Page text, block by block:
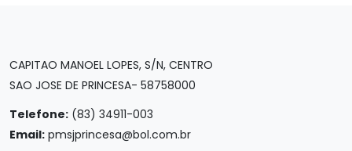
CAPITAO MANOEL LOPES, S/N, CENTRO
SAO JOSE DE PRINCESA- 58758000
Telefone: (83) 34911-003
Email: pmsjprincesa@bol.com.br